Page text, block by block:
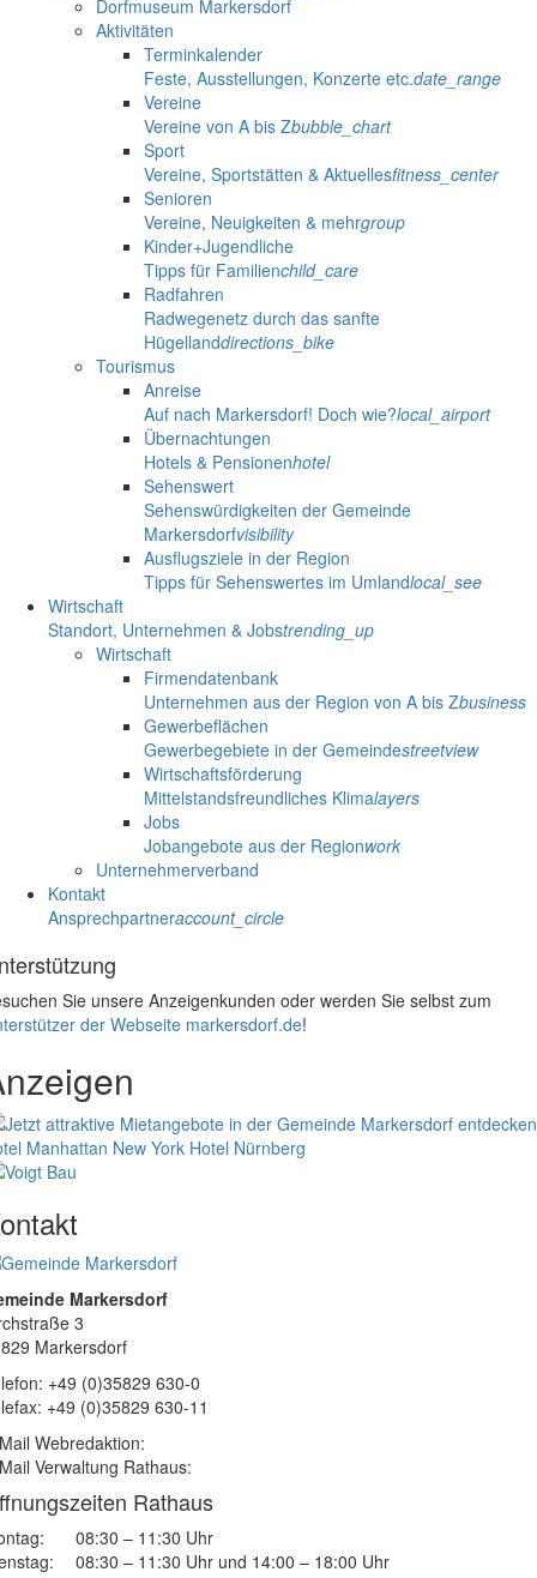
Dorfmuseum Markersdorf
Aktivitäten
Terminkalender
Feste, Ausstellungen, Konzerte etc.date_range
Vereine
Vereine von A bis Zbubble_chart
Sport
Vereine, Sportstätten & Aktuellesfitness_center
Senioren
Vereine, Neuigkeiten & mehrgroup
Kinder+Jugendliche
Tipps für Familienchild_care
Radfahren
Radwegenetz durch das sanfte
Hügellanddirections_bike
Tourismus
Anreise
Auf nach Markersdorf! Doch wie?local_airport
Übernachtungen
Hotels & Pensionenhotel
Sehenswert
Sehenswürdigkeiten der Gemeinde
Markersdorfvisibility
Ausflugsziele in der Region
Tipps für Sehenswertes im Umlandlocal_see
Wirtschaft
Standort, Unternehmen & Jobstrending_up
Wirtschaft
Firmendatenbank
Unternehmen aus der Region von A bis Zbusiness
Gewerbeflächen
Gewerbegebiete in der Gemeindestreetview
Wirtschaftsförderung
Mittelstandsfreundliches Klimalayers
Jobs
Jobangebote aus der Regionwork
Unternehmerverband
Kontakt
Ansprechpartneraccount_circle
Sie unsere Anzeigenkunden oder werden Sie selbst zum
der Webseite markersdorf.de!
Manhattan New York Hotel Nürnberg
Markersdorf
3
Markersdorf
+49 (0)35829 630-0
+49 (0)35829 630-11
Webredaktion:
Verwaltung Rathaus:
Rathaus
08:30 – 11:30 Uhr
08:30 – 11:30 Uhr und 14:00 – 18:00 Uhr